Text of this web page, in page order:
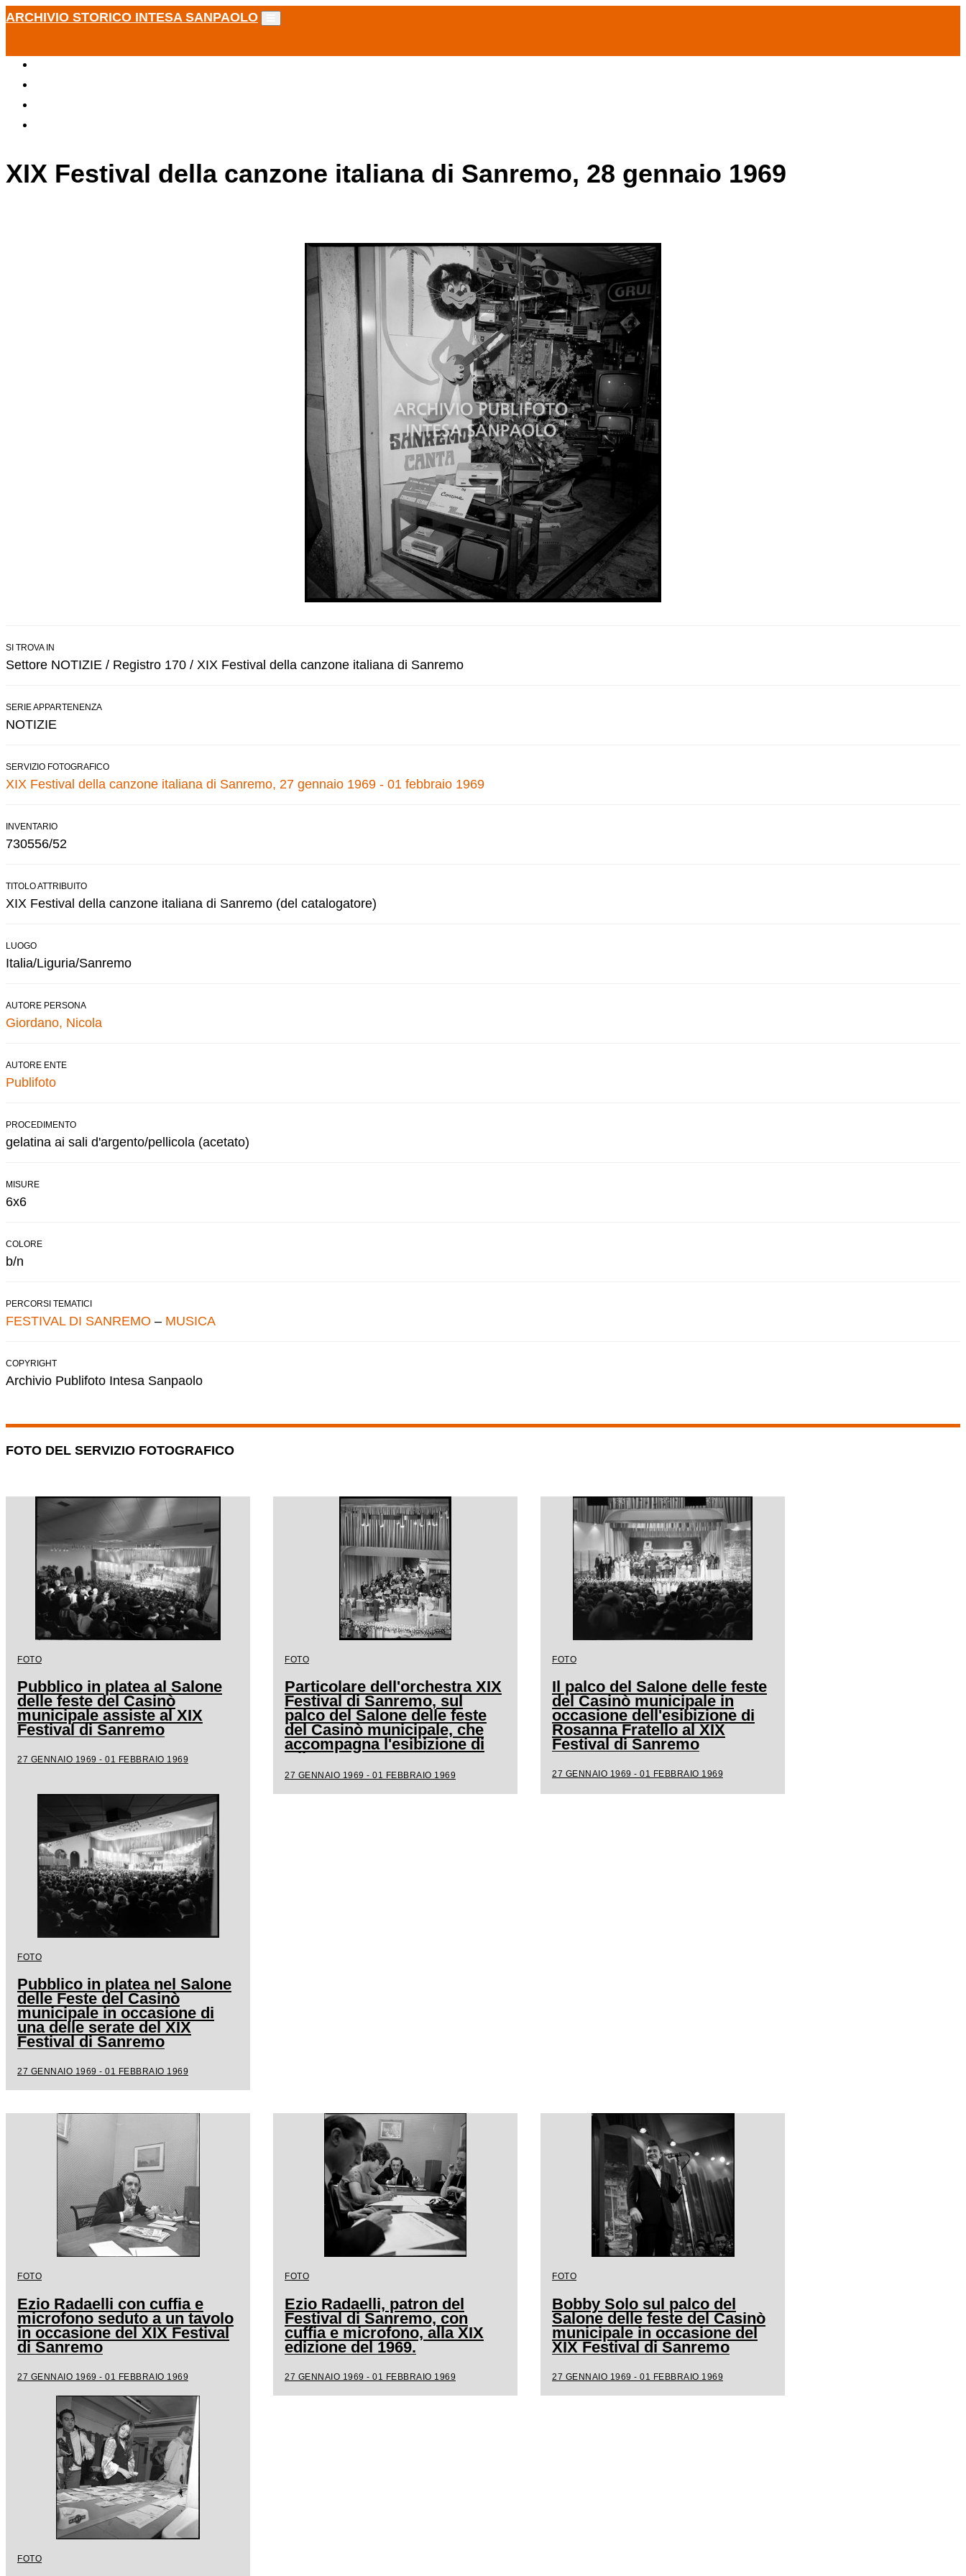
ARCHIVIO STORICO INTESA SANPAOLO
XIX Festival della canzone italiana di Sanremo, 28 gennaio 1969
SI TROVA IN
Settore NOTIZIE / Registro 170 / XIX Festival della canzone italiana di Sanremo
SERIE APPARTENENZA
NOTIZIE
SERVIZIO FOTOGRAFICO
XIX Festival della canzone italiana di Sanremo, 27 gennaio 1969 - 01 febbraio 1969
INVENTARIO
730556/52
TITOLO ATTRIBUITO
XIX Festival della canzone italiana di Sanremo (del catalogatore)
LUOGO
Italia/Liguria/Sanremo
AUTORE PERSONA
Giordano, Nicola
AUTORE ENTE
Publifoto
PROCEDIMENTO
gelatina ai sali d'argento/pellicola (acetato)
MISURE
6x6
COLORE
b/n
PERCORSI TEMATICI
FESTIVAL DI SANREMO – MUSICA
COPYRIGHT
Archivio Publifoto Intesa Sanpaolo
FOTO DEL SERVIZIO FOTOGRAFICO
FOTO
Pubblico in platea al Salone
delle feste del Casinò
municipale assiste al XIX
Festival di Sanremo
27 GENNAIO 1969 - 01 FEBBRAIO 1969
FOTO
Particolare dell'orchestra XIX
Festival di Sanremo, sul
palco del Salone delle feste
del Casinò municipale, che
accompagna l'esibizione di
Milva
27 GENNAIO 1969 - 01 FEBBRAIO 1969
FOTO
Il palco del Salone delle feste
del Casinò municipale in
occasione dell'esibizione di
Rosanna Fratello al XIX
Festival di Sanremo
27 GENNAIO 1969 - 01 FEBBRAIO 1969
FOTO
Pubblico in platea nel Salone
delle Feste del Casinò
municipale in occasione di
una delle serate del XIX
Festival di Sanremo
27 GENNAIO 1969 - 01 FEBBRAIO 1969
FOTO
Ezio Radaelli con cuffia e
microfono seduto a un tavolo
in occasione del XIX Festival
di Sanremo
27 GENNAIO 1969 - 01 FEBBRAIO 1969
FOTO
Ezio Radaelli, patron del
Festival di Sanremo, con
cuffia e microfono, alla XIX
edizione del 1969.
27 GENNAIO 1969 - 01 FEBBRAIO 1969
FOTO
Bobby Solo sul palco del
Salone delle feste del Casinò
municipale in occasione del
XIX Festival di Sanremo
27 GENNAIO 1969 - 01 FEBBRAIO 1969
FOTO